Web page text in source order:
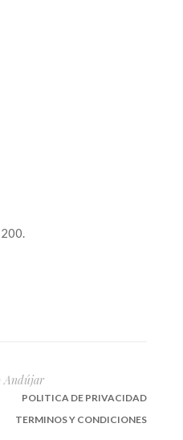
Andújar
POLITICA DE PRIVACIDAD
TERMINOS Y CONDICIONES